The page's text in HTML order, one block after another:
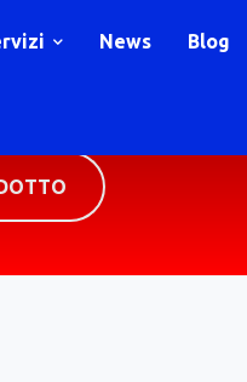
News Blog